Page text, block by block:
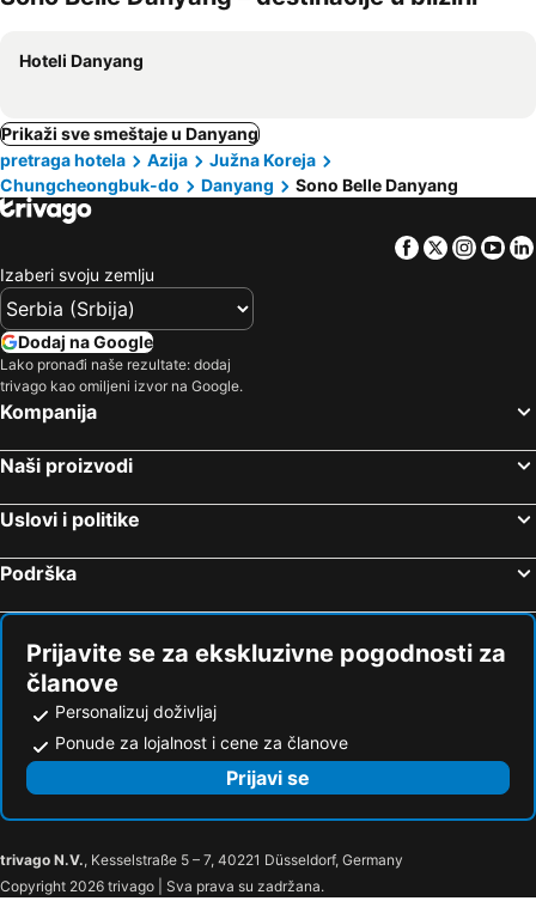
Hoteli Danyang
Prikaži sve smeštaje u Danyang
pretraga hotela
Azija
Južna Koreja
Chungcheongbuk-do
Danyang Sono Belle Danyang
Facebook
Twitter
Izaberi svoju zemlju
Dodaj na Google
Lako pronađi naše rezultate: dodaj
trivago kao omiljeni izvor na Google.
Kompanija
Naši proizvodi
Uslovi i politike
Podrška
Prijavite se za ekskluzivne pogodnosti za
članove
Personalizuj doživljaj
Ponude za lojalnost i cene za članove
Prijavi se
trivago N.V., Kesselstraße 5 – 7, 40221 Düsseldorf, Germany
Copyright 2026 trivago | Sva prava su zadržana.